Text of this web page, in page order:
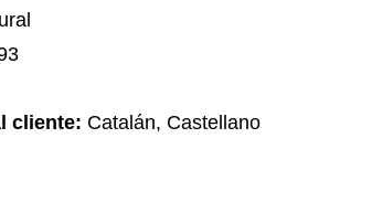
cliente: Catalán, Castellano